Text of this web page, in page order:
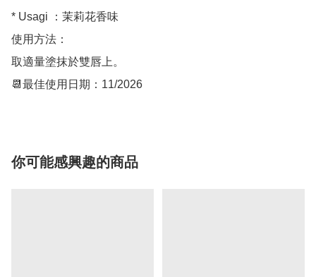
* ﻿﻿﻿Usagi ：茉莉花香味
使用方法：
取適量塗抹於雙唇上。
📆最佳使用日期：11/2026
你可能感興趣的商品